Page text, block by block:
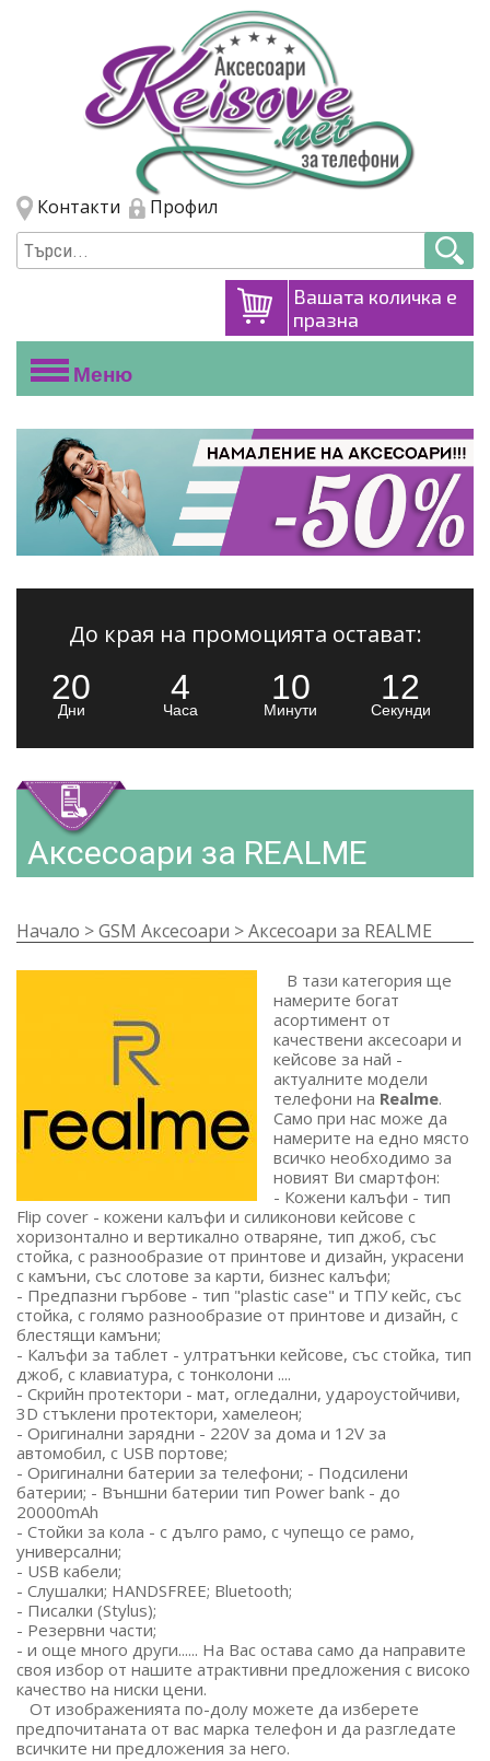
Премини към основното съдържание
Контакти Профил
Вашата количка е
празна
Меню
До края на промоцията остават:
20
Дни
4
Часа
10
Минути
11
Секунди
Аксесоари за REALME
Начало >GSM Аксесоари >Аксесоари за REALME
В тази категория ще
намерите богат
асортимент от
качествени аксесоари и
кейсове за най -
актуалните модели
телефони на Realme.
Само при нас може да
намерите на едно място
всичко необходимо за
новият Ви смартфон:
- Кожени калъфи - тип
Flip cover - кожени калъфи и силиконови кейсове с
хоризонтално и вертикално отваряне, тип джоб, със
стойка, с разнообразие от принтове и дизайн, украсени
с камъни, със слотове за карти, бизнес калъфи;
- Предпазни гърбове - тип "plastic case" и ТПУ кейс, със
стойка, с голямо разнообразие от принтове и дизайн, с
блестящи камъни;
- Калъфи за таблет - ултратънки кейсове, със стойка, тип
джоб, с клавиатура, с тонколони ....
- Скрийн протектори - мат, огледални, удароустойчиви,
3D стъклени протектори, хамелеон;
- Оригинални зарядни - 220V за дома и 12V за
автомобил, с USB портове;
- Оригинални батерии за телефони; - Подсилени
батерии; - Външни батерии тип Power bank - до
20000mAh
- Стойки за кола - с дълго рамо, с чупещо се рамо,
универсални;
- USB кабели;
- Слушалки; HANDSFREE; Bluetooth;
- Писалки (Stylus);
- Резервни части;
- и още много други...... На Вас остава само да направите
своя избор от нашите атрактивни предложения с високо
качество на ниски цени.
От изображенията по-долу можете да изберете
предпочитаната от вас марка телефон и да разгледате
всичките ни предложения за него.